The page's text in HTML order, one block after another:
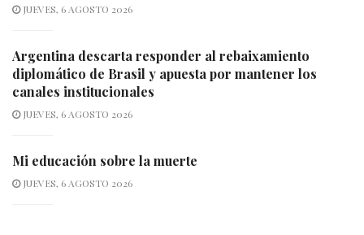
JUEVES, 6 AGOSTO 2026
Argentina descarta responder al rebaixamiento
diplomático de Brasil y apuesta por mantener los
canales institucionales
JUEVES, 6 AGOSTO 2026
Mi educación sobre la muerte
JUEVES, 6 AGOSTO 2026